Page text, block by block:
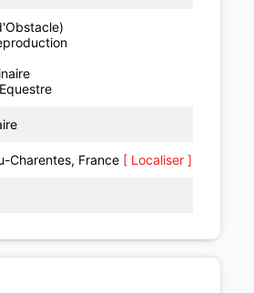
Charentes, France [ Localiser ]